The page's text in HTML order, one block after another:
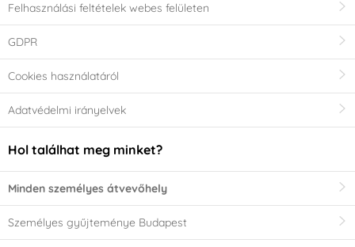
Felhasználási feltételek webes felületen
GDPR
Cookies használatáról
Adatvédelmi irányelvek
Hol találhat meg minket?
Minden személyes átvevőhely
Személyes gyűjteménye Budapest